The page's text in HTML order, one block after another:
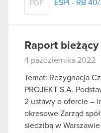
PDF ESPI - RB
Raport
4 października 2022
Temat: Rezygnacja
PROJEKT S.A.
2 ustawy o ofercie –
okresowe Zarząd
siedzibą w